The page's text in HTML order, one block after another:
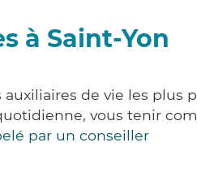
à Saint-Yon
de vie les plus
vous tenir
par un conseiller